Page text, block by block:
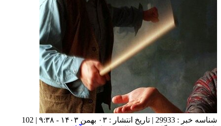
شناسه خبر : 29933 | تاریخ انتشار : ۰۳ بهمن ۱۴۰۳ - ۹:۳۸ | 102